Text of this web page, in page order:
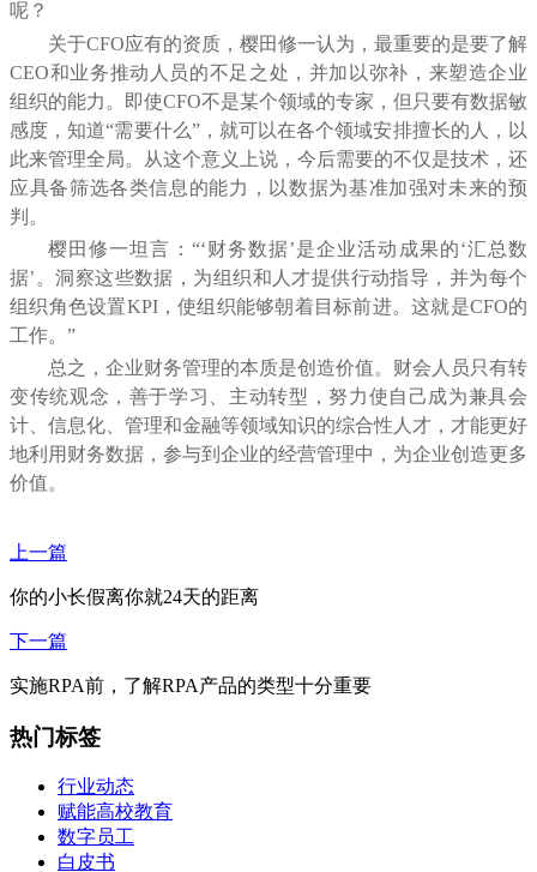
呢？
关于CFO应有的资质，樱田修一认为，最重要的是要了解
CEO和业务推动人员的不足之处，并加以弥补，来塑造企业
组织的能力。即使CFO不是某个领域的专家，但只要有数据敏
感度，知道“需要什么”，就可以在各个领域安排擅长的人，以
此来管理全局。从这个意义上说，今后需要的不仅是技术，还
应具备筛选各类信息的能力，以数据为基准加强对未来的预
判。
樱田修一坦言：“‘财务数据’是企业活动成果的‘汇总数
据’。洞察这些数据，为组织和人才提供行动指导，并为每个
组织角色设置KPI，使组织能够朝着目标前进。这就是CFO的
工作。”
总之，企业财务管理的本质是创造价值。 财会人员只有转
变传统观念，善于学习、主动转型，努力使自己成为兼具会
计、信息化、管理和金融等领域知识的综合性人才，才能更好
地利用财务数据，参与到企业的经营管理中，为企业创造更多
价值。
上一篇
你的小长假离你就24天的距离
下一篇
实施RPA前，了解RPA产品的类型十分重要
热门标签
行业动态
赋能高校教育
数字员工
白皮书